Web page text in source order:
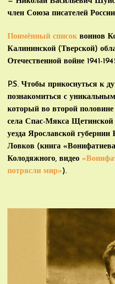
член Союза писателей
Поимённый список воинов
Калининской (Тверской)
Отечественной войне 1941-
P.S. Чтобы прикоснуться к
познакомиться с
который во второй
села Спас-Мякса Щетинской
уезда Ярославской
Ловков (книга
Колодяжного, видео
потрясли мир»).